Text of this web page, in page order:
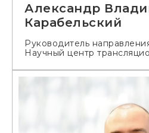
Александр
Карабельский
Руководитель
Научный центр